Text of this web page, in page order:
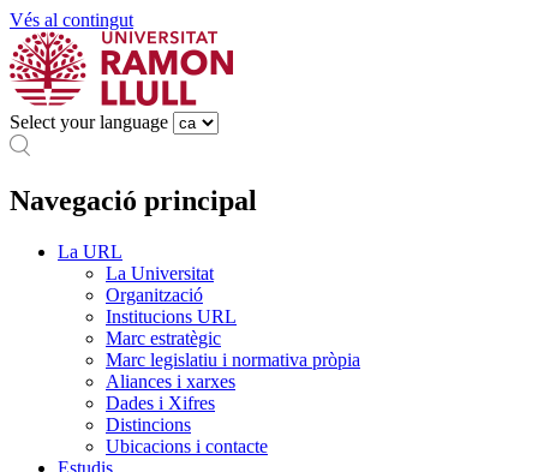
Vés al contingut
Select your language
Navegació principal
La URL
La Universitat
Organització
Institucions URL
Marc estratègic
Marc legislatiu i normativa pròpia
Aliances i xarxes
Dades i Xifres
Distincions
Ubicacions i contacte
Estudis